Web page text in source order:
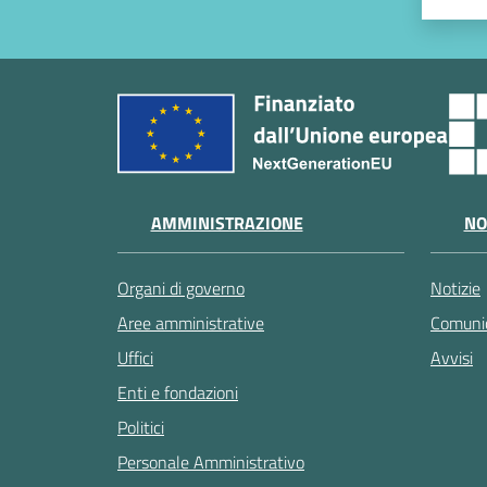
AMMINISTRAZIONE
Organi di governo
Aree amministrative
Uffici
Enti e fondazioni
Politici
Personale Amministrativo
Notizie
Avvisi